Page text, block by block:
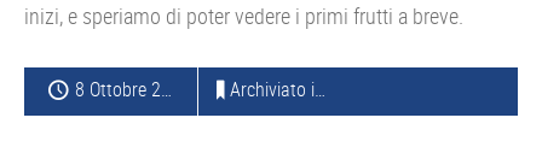
inizi, e speriamo di poter vedere i primi frutti a breve.
8 Ottobre 2015 Archiviato in: